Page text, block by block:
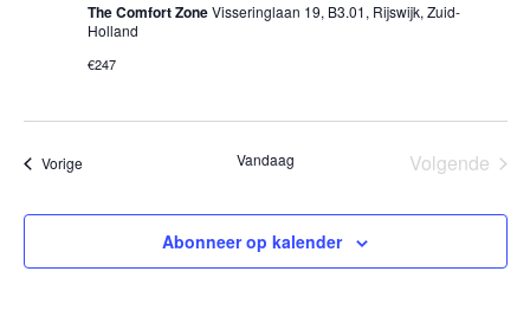
The Comfort ZoneVisseringlaan 19, B3.01, Rijswijk, Zuid-
Holland
€247
VorigeEvenementen Vandaag
Volgende
Abonneer op kalender